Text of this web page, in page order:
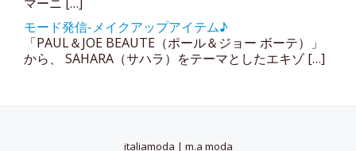
モード発信-メイクアップアイテム♪
「PAUL＆JOE BEAUTE（ポール＆ジョー ボーテ）」
から、 SAHARA（サハラ）をテーマとしたエキゾ […]
italiamoda | m.a moda